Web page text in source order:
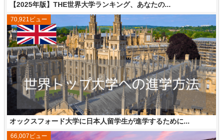
【2025年版】THE世界大学ランキング、あなたの...
オックスフォード大学に日本人留学生が進学するために...
70,921ビュー
66,007ビュー